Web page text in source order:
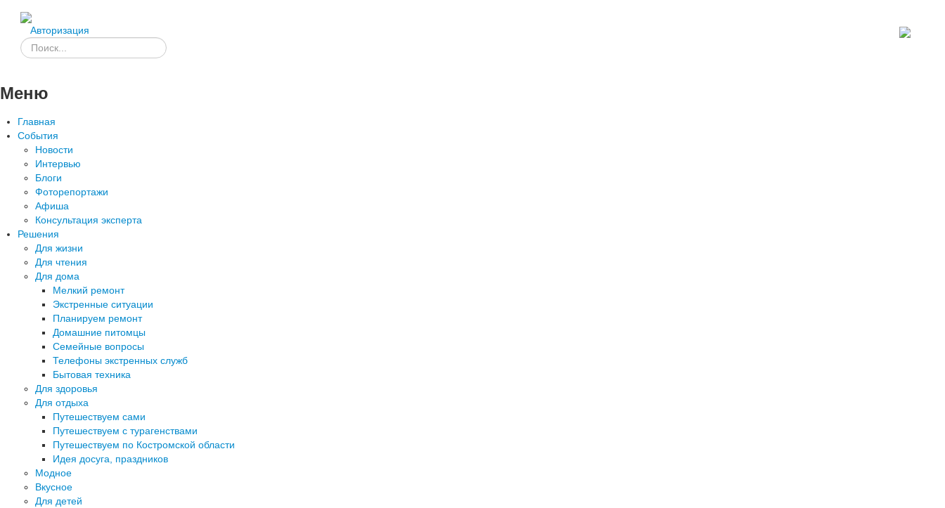
Авторизация
Меню
Главная
События
Новости
Интервью
Блоги
Фоторепортажи
Афиша
Консультация эксперта
Решения
Для жизни
Для чтения
Для дома
Мелкий ремонт
Экстренные ситуации
Планируем ремонт
Домашние питомцы
Семейные вопросы
Телефоны экстренных служб
Бытовая техника
Для здоровья
Для отдыха
Путешествуем сами
Путешествуем с турагенствами
Путешествуем по Костромской области
Идея досуга, праздников
Модное
Вкусное
Для детей